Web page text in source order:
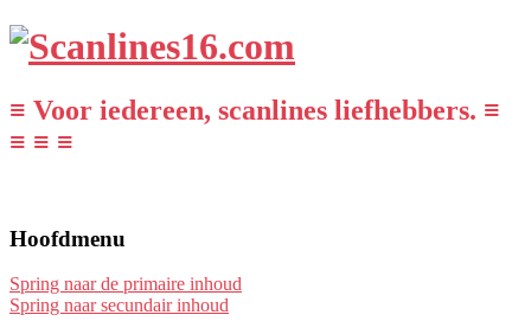
≡ Voor iedereen, scanlines liefhebbers. ≡
≡ ≡ ≡
Hoofdmenu
Spring naar de primaire inhoud
Spring naar secundair inhoud